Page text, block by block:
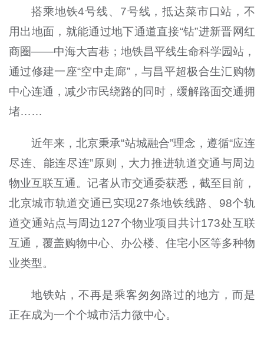
搭乘地铁4号线、7号线，抵达菜市口站，不
用出地面，就能通过地下通道直接“钻”进新晋网红
商圈——中海大吉巷；地铁昌平线生命科学园站，
通过修建一座“空中走廊”，与昌平超极合生汇购物
中心连通，减少市民绕路的同时，缓解路面交通拥
堵……
近年来，北京秉承“站城融合”理念，遵循“应连
尽连、能连尽连”原则，大力推进轨道交通与周边
物业互联互通。记者从市交通委获悉，截至目前，
北京城市轨道交通已实现27条地铁线路、98个轨
道交通站点与周边127个物业项目共计173处互联
互通，覆盖购物中心、办公楼、住宅小区等多种物
业类型。
地铁站，不再是乘客匆匆路过的地方，而是
正在成为一个个城市活力微中心。